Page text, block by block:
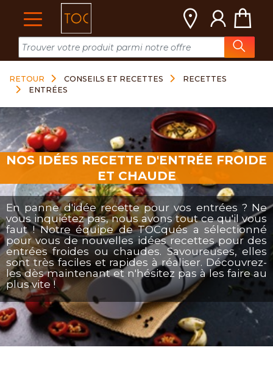
RETOUR CONSEILS ET RECETTES
RECETTES
ENTRÉES
NOS IDÉES RECETTE D'ENTRÉE FROIDE
ET CHAUDE
En panne d'idée recette pour vos entrées ? Ne
vous inquiétez pas, nous avons tout ce qu'il vous
faut ! Notre équipe de TOCqués a sélectionné
pour vous de nouvelles idées recettes pour des
entrées froides ou chaudes. Savoureuses, elles
sont très faciles et rapides à réaliser. Découvrez-
les dès maintenant et n'hésitez pas à les faire au
plus vite !
Cookies management panel